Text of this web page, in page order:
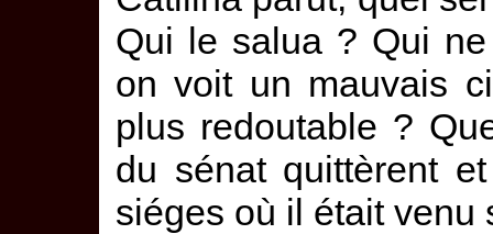
Qui le salua ? Qui
on voit un mauvais
plus redoutable ?
du sénat quittèrent
siéges où il était venu